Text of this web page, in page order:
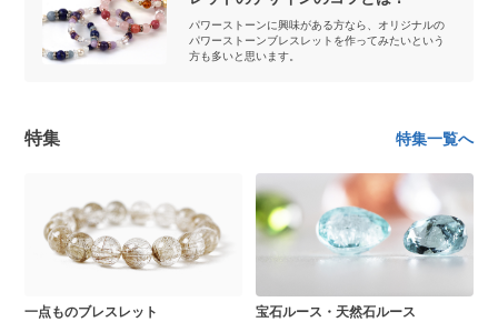
パワーストーンに興味がある方なら、オリジナルの
パワーストーンブレスレットを作ってみたいという
方も多いと思います。
特集 特集一覧へ
一点ものブレスレット 宝石ルース・天然石ルース